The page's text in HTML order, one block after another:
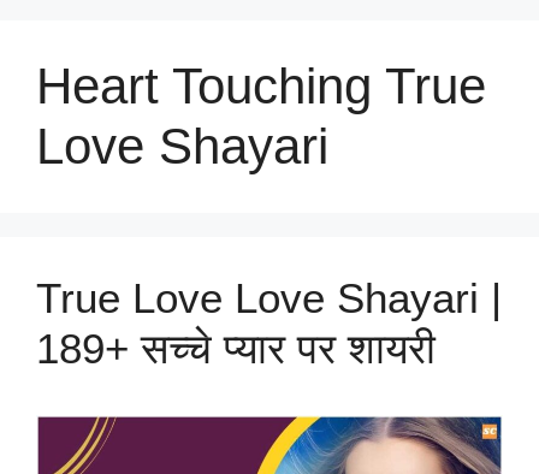
Heart Touching True
Love Shayari
True Love Love Shayari |
189+ सच्चे प्यार पर शायरी